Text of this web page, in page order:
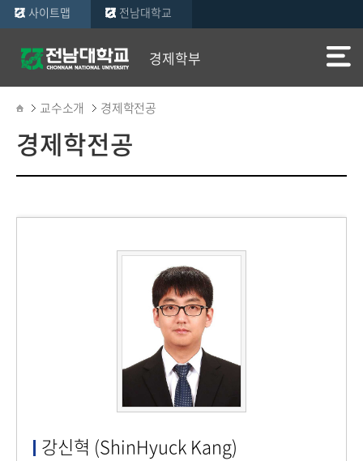
사이트맵 전남대학교
경제학부
교수소개 경제학전공
경제학전공
강신혁 (ShinHyuck Kang)